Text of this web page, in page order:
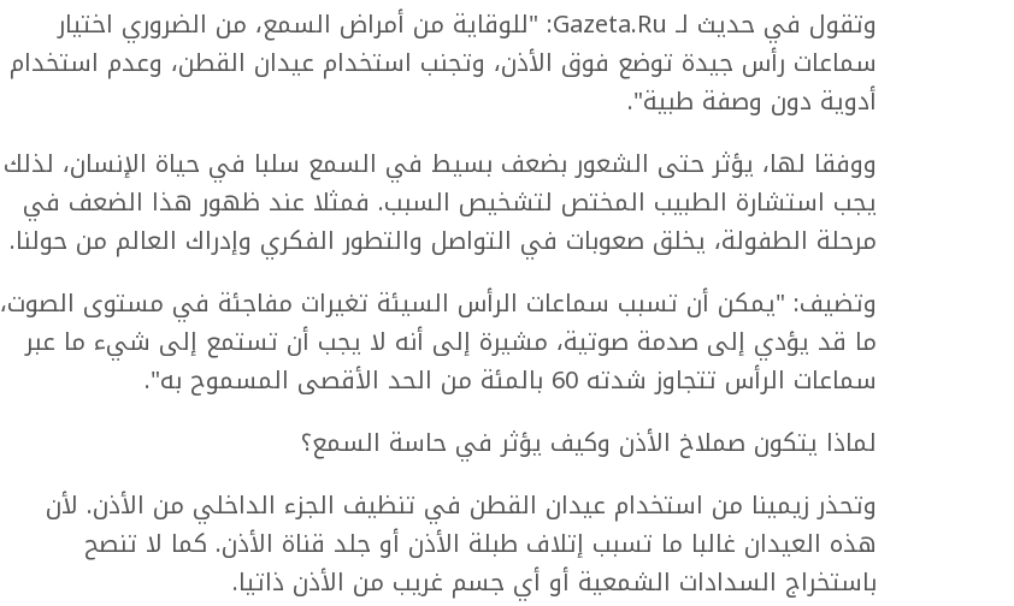
وتقول في حديث لـ Gazeta.Ru: "للوقاية من أمراض السمع، من الضروري اختيار
سماعات رأس جيدة توضع فوق الأذن، وتجنب استخدام عيدان القطن، وعدم استخدام
أدوية دون وصفة طبية".
ووفقا لها، يؤثر حتى الشعور بضعف بسيط في السمع سلبا في حياة الإنسان، لذلك
يجب استشارة الطبيب المختص لتشخيص السبب. فمثلا عند ظهور هذا الضعف في
مرحلة الطفولة، يخلق صعوبات في التواصل والتطور الفكري وإدراك العالم من حولنا.
وتضيف: "يمكن أن تسبب سماعات الرأس السيئة تغيرات مفاجئة في مستوى الصوت،
ما قد يؤدي إلى صدمة صوتية، مشيرة إلى أنه لا يجب أن تستمع إلى شيء ما عبر
سماعات الرأس تتجاوز شدته 60 بالمئة من الحد الأقصى المسموح به".
لماذا يتكون صملاخ الأذن وكيف يؤثر في حاسة السمع؟
وتحذر زيمينا من استخدام عيدان القطن في تنظيف الجزء الداخلي من الأذن. لأن
هذه العيدان غالبا ما تسبب إتلاف طبلة الأذن أو جلد قناة الأذن. كما لا تنصح
باستخراج السدادات الشمعية أو أي جسم غريب من الأذن ذاتيا.